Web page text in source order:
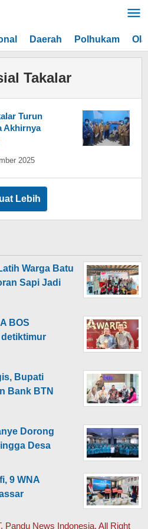
Daerah Polhukam
Takalar
Turun
Akhirnya
2025
Lebih
Warga Batu
Sapi Jadi
BOS
detiktimur
Bupati
Bank BTN
Dorong
Desa
9 WNA
Pandu News Indonesia. All Right